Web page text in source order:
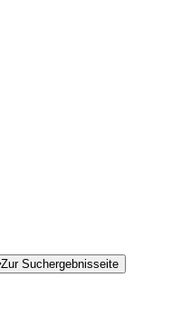
Zur Suchergebnisseite